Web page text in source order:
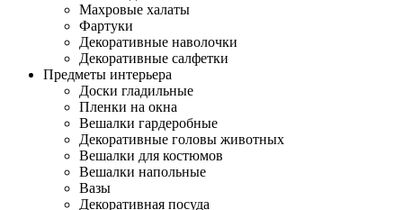
Махровые халаты
Фартуки
Декоративные наволочки
Декоративные салфетки
Предметы интерьера
Доски гладильные
Пленки на окна
Вешалки гардеробные
Декоративные головы животных
Вешалки для костюмов
Вешалки напольные
Вазы
Декоративная посуда